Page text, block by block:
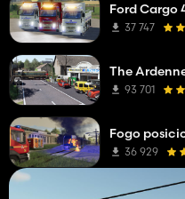
Ford Cargo
37 747
The
93 701
Fogo
36 929